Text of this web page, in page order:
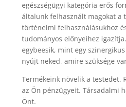
egészségügyi kategória erős
általunk felhasznált magokat a
történelmi felhasználásukhoz
tudományos előnyeihez igazítja.
egybeesik, mint egy
nyújt neked, amire szüksége
Termékeink növelik a testedet.
az Ön pénzügyeit. Társadalmi
Önt.